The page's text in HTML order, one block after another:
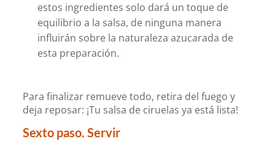
estos ingredientes solo dará un toque de
equilibrio a la salsa, de ninguna manera
influirán sobre la naturaleza azucarada de
esta preparación.
Para finalizar remueve todo, retira del fuego y
deja reposar: ¡Tu salsa de ciruelas ya está lista!
Sexto paso. Servir